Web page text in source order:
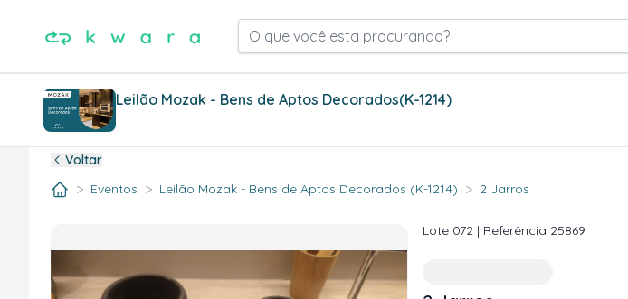
O que você esta procurando?
Leilão Mozak - Bens de Aptos Decorados(K-1214)
Voltar
> Eventos > Leilão Mozak - Bens de Aptos Decorados (K-1214) > 2 Jarros
Lote 072| Referência 25869